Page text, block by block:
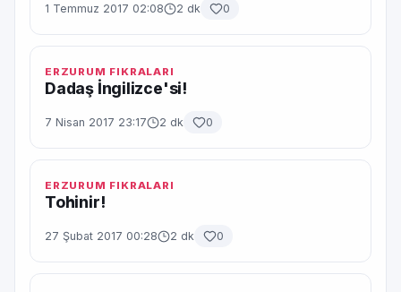
1 Temmuz 2017 02:08 2 dk 0
ERZURUM FIKRALARI
Dadaş İngilizce'si!
7 Nisan 2017 23:17 2 dk 0
ERZURUM FIKRALARI
Tohinir!
27 Şubat 2017 00:28 2 dk 0